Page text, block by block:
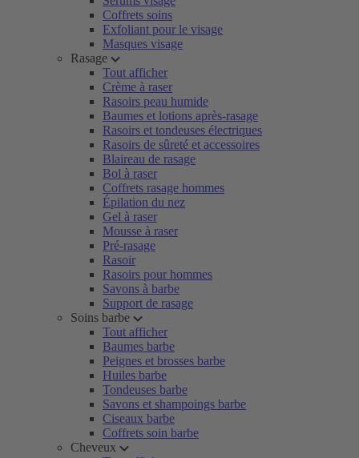
Coffrets soins
Exfoliant pour le visage
Masques visage
Rasage
Tout afficher
Crème à raser
Rasoirs peau humide
Baumes et lotions après-rasage
Rasoirs et tondeuses électriques
Rasoirs de sûreté et accessoires
Blaireau de rasage
Bol à raser
Coffrets rasage hommes
Épilation du nez
Gel à raser
Mousse à raser
Pré-rasage
Rasoir
Rasoirs pour hommes
Savons à barbe
Support de rasage
Soins barbe
Tout afficher
Baumes barbe
Peignes et brosses barbe
Huiles barbe
Tondeuses barbe
Savons et shampoings barbe
Ciseaux barbe
Coffrets soin barbe
Cheveux